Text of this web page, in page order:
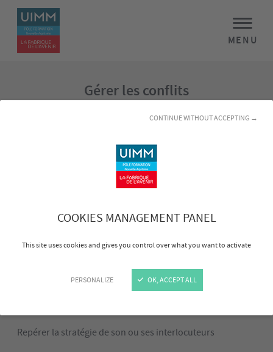
COOKIES MANAGEMENT PANEL
This site uses cookies and gives you control over what you want to activate
PERSONALIZE
CONTINUE WITHOUT ACCEPTING →
OK, ACCEPT ALL
MENU
Gérer les conflits
Identifier les prémices de conflits
• Diagnostiquer et analyser les différents types et niveaux
• Réguler et sortir des conflits
Différencier problème, tension, crise et conflit
Repérer la stratégie de son ou ses interlocuteurs